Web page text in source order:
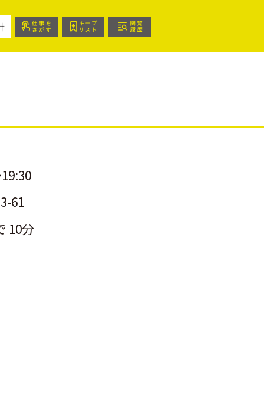
61
10分